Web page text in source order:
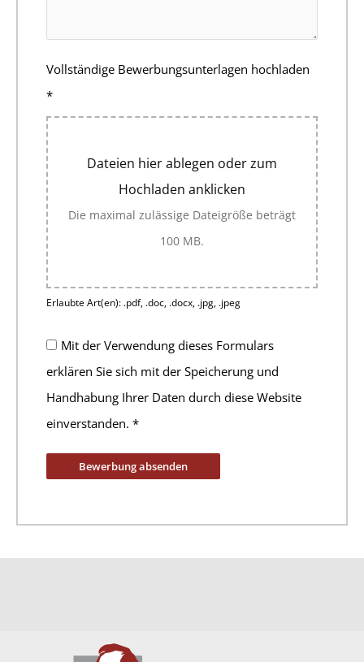
Vollständige Bewerbungsunterlagen hochladen
*
Dateien hier ablegen oder zum
Hochladen anklicken
Die maximal zulässige Dateigröße beträgt
100 MB.
Erlaubte Art(en): .pdf, .doc, .docx, .jpg, .jpeg
Mit der Verwendung dieses Formulars
erklären Sie sich mit der Speicherung und
Handhabung Ihrer Daten durch diese Website
einverstanden. *